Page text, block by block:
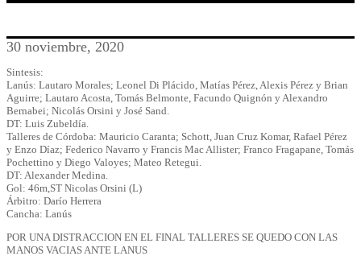
30 noviembre, 2020
Sintesis:
Lanús: Lautaro Morales; Leonel Di Plácido, Matías Pérez, Alexis Pérez y Brian
Aguirre; Lautaro Acosta, Tomás Belmonte, Facundo Quignón y Alexandro
Bernabei; Nicolás Orsini y José Sand.
DT: Luis Zubeldía.
Talleres de Córdoba: Mauricio Caranta; Schott, Juan Cruz Komar, Rafael Pérez
y Enzo Díaz; Federico Navarro y Francis Mac Allister; Franco Fragapane, Tomás
Pochettino y Diego Valoyes; Mateo Retegui.
DT: Alexander Medina.
Gol: 46m,ST Nicolas Orsini (L)
Árbitro: Darío Herrera
Cancha: Lanús
POR UNA DISTRACCION EN EL FINAL TALLERES SE QUEDO CON LAS
MANOS VACIAS ANTE LANUS